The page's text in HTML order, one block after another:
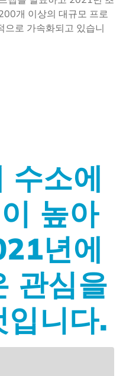
개 이상의 대규모 프로
으로 가속화되고 있습니
수소에
높아
년에
관심을
입니다.